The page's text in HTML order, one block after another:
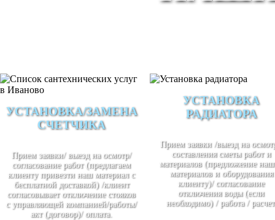
УСТАНОВКА/ЗАМЕНА
СЧЕТЧИКА
Прием заявки/ выезд на осмотр/
согласование работ (предлагаем
клиенту привезти наш материал с
бесплатной доставкой) /клиент
согласовывает отключение стояков
с управляющей компанией/работы/
акт (договор)/ оплата.
УСТАНОВКА
РАДИАТОРА
Прием заявки /выезд на
составления сметы работ и
материалов (предложение
материалов и оборудования
клиенту)/ согласование
отключения воды (если
необходимо) / работа /